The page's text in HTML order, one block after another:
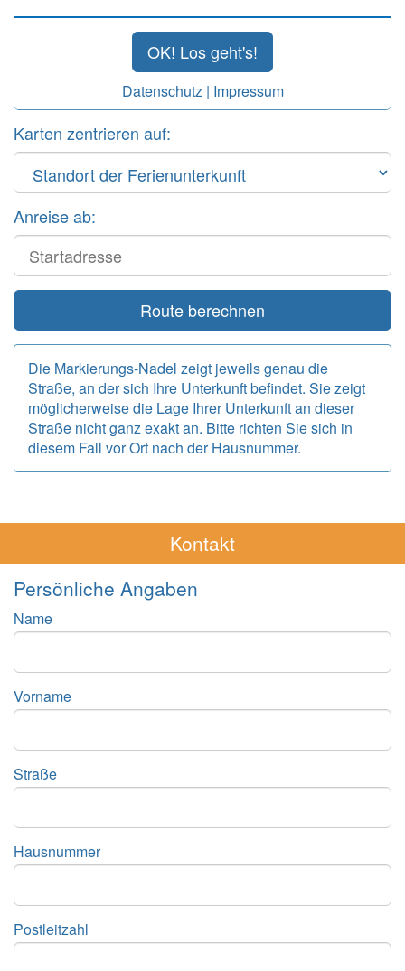
OK! Los geht's!
Datenschutz| Impressum
Karten zentrieren auf:
Anreise ab:
Start
Route berechnen
Die Markierungs-Nadel zeigt jeweils genau die
Straße, an der sich Ihre Unterkunft befindet. Sie zeigt
möglicherweise die Lage Ihrer Unterkunft an dieser
Straße nicht ganz exakt an. Bitte richten Sie sich in
diesem Fall vor Ort nach der Hausnummer.
Kontakt
Persönliche Angaben
Name
Vorname
Straße
Hausnummer
Postleitzahl